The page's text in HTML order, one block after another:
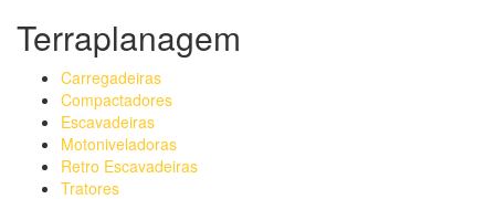
Terraplanagem
Carregadeiras
Compactadores
Escavadeiras
Motoniveladoras
Retro Escavadeiras
Tratores